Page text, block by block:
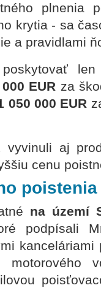
plnenia
krytia - sa
a pravidlami
poskytovať
EUR za
050 000 EUR
vyvinuli aj
cenu
poistenia
na území
podpísali